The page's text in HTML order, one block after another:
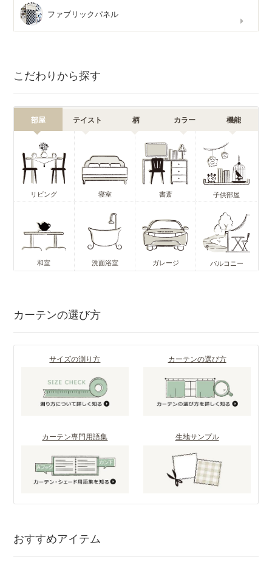
ファブリックパネル
こだわりから探す
部屋 テイスト 柄 カラー 機能
リビング 寝室 書斎 子供部屋
和室 洗面浴室 ガレージ バルコニー
カーテンの選び方
サイズの測り方 カーテンの選び方
カーテン専門用語集 生地サンプル
おすすめアイテム